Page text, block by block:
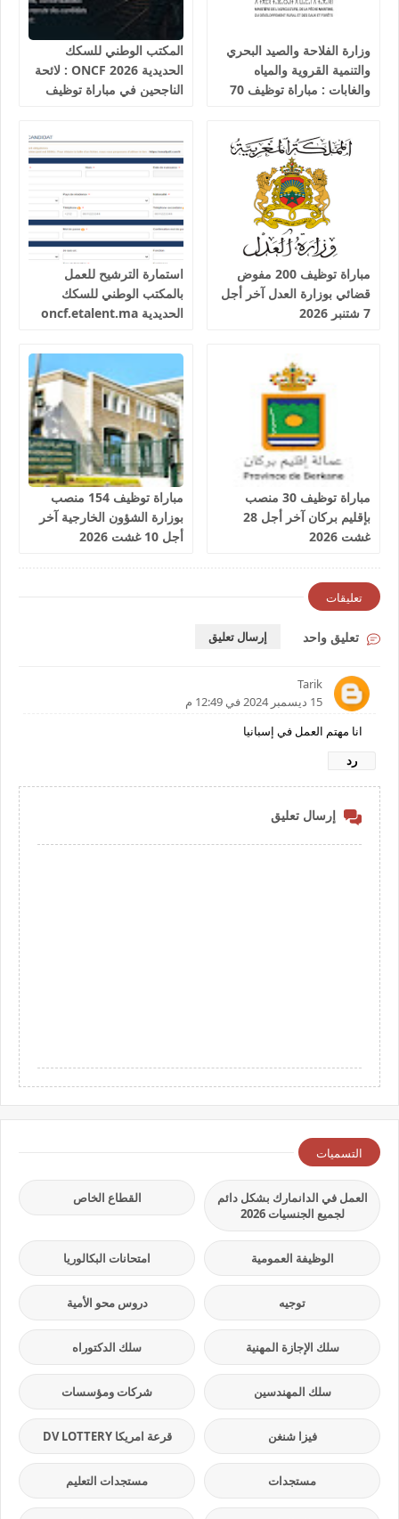
وزارة الفلاحة والصيد البحري
والتنمية القروية والمياه
والغابات : مباراة توظيف 70
المكتب الوطني للسكك
الحديدية 2026 ONCF : لائحة
الناجحين في مباراة توظيف
مباراة توظيف 200 مفوض
قضائي بوزارة العدل آخر أجل
7 شتنبر 2026
استمارة الترشيح للعمل
بالمكتب الوطني للسكك
الحديدية oncf.etalent.ma
مباراة توظيف 30 منصب
بإقليم بركان آخر أجل 28
غشت 2026
مباراة توظيف 154 منصب
بوزارة الشؤون الخارجية آخر
أجل 10 غشت 2026
تعليقات
تعليق واحد إرسال تعليق
Tarik
15 ديسمبر 2024 في 12:49 م
انا مهتم العمل في إسبانيا
رد
إرسال تعليق
التسميات
العمل في الدانمارك بشكل دائم
لجميع الجنسيات 2026
القطاع الخاص
الوظيفة العمومية امتحانات البكالوريا
توجيه دروس محو الأمية
سلك الإجازة المهنية سلك الدكتوراه
سلك المهندسين شركات ومؤسسات
فيزا شنغن قرعة امريكا DV LOTTERY
مستجدات مستجدات التعليم